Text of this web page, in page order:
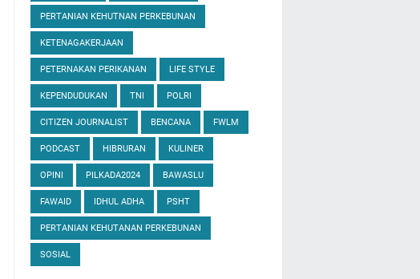
PERTANIAN KEHUTNAN PERKEBUNAN
KETENAGAKERJAAN
PETERNAKAN PERIKANAN LIFE STYLE
KEPENDUDUKAN TNI POLRI
CITIZEN JOURNALIST BENCANA FWLM
PODCAST HIBRURAN KULINER
OPINI PILKADA2024 BAWASLU
FAWAID IDHUL ADHA PSHT
PERTANIAN KEHUTANAN PERKEBUNAN
SOSIAL